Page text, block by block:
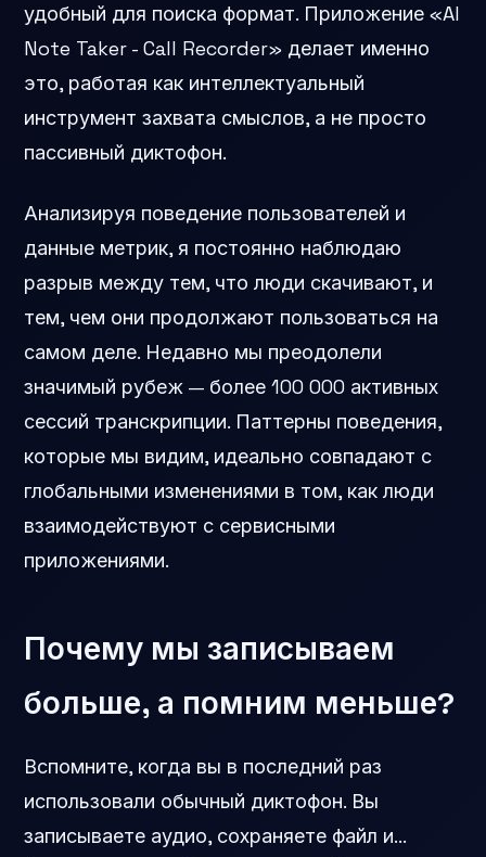
удобный для поиска формат. Приложение «AI
Note Taker - Call Recorder» делает именно
это, работая как интеллектуальный
инструмент захвата смыслов, а не просто
пассивный диктофон.
Анализируя поведение пользователей и
данные метрик, я постоянно наблюдаю
разрыв между тем, что люди скачивают, и
тем, чем они продолжают пользоваться на
самом деле. Недавно мы преодолели
значимый рубеж — более 100 000 активных
сессий транскрипции. Паттерны поведения,
которые мы видим, идеально совпадают с
глобальными изменениями в том, как люди
взаимодействуют с сервисными
приложениями.
Почему мы записываем
больше, а помним меньше?
Вспомните, когда вы в последний раз
использовали обычный диктофон. Вы
записываете аудио, сохраняете файл и...